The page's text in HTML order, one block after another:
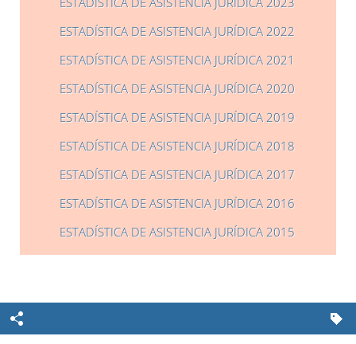
ESTADÍSTICA DE ASISTENCIA JURÍDICA 2022
ESTADÍSTICA DE ASISTENCIA JURÍDICA 2021
ESTADÍSTICA DE ASISTENCIA JURÍDICA 2020
ESTADÍSTICA DE ASISTENCIA JURÍDICA 2019
ESTADÍSTICA DE ASISTENCIA JURÍDICA 2018
ESTADÍSTICA DE ASISTENCIA JURÍDICA 2017
ESTADÍSTICA DE ASISTENCIA JURÍDICA 2016
ESTADÍSTICA DE ASISTENCIA JURÍDICA 2015